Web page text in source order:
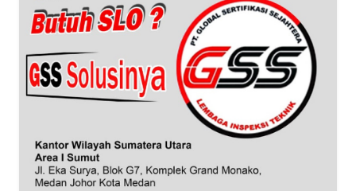
WN
KEPRI
WN
PAPUA
PAPUA
BARAT